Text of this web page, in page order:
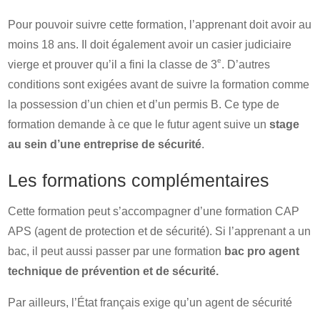
Pour pouvoir suivre cette formation, l’apprenant doit avoir au
moins 18 ans. Il doit également avoir un casier judiciaire
vierge et prouver qu’il a fini la classe de 3e. D’autres
conditions sont exigées avant de suivre la formation comme
la possession d’un chien et d’un permis B. Ce type de
formation demande à ce que le futur agent suive unstage
au sein d’une entreprise de sécurité.
Les formations complémentaires
Cette formation peut s’accompagner d’une formation CAP
APS (agent de protection et de sécurité). Si l’apprenant a un
bac, il peut aussi passer par une formation bac pro agent
technique de prévention et de sécurité.
Par ailleurs, l’État français exige qu’un agent de sécurité